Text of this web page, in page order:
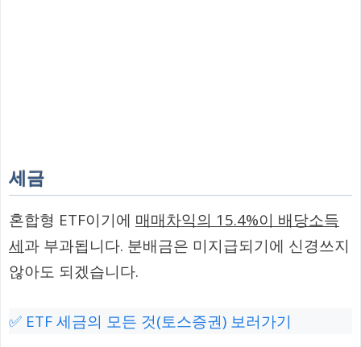
세금
혼합형 ETF이기에 매매차익의 15.4%이 배당소득
세과 부과됩니다. 분배금은 미지급되기에 신경쓰지
않아도 되겠습니다.
✅ ETF 세금의 모든 것(토스증권) 보러가기